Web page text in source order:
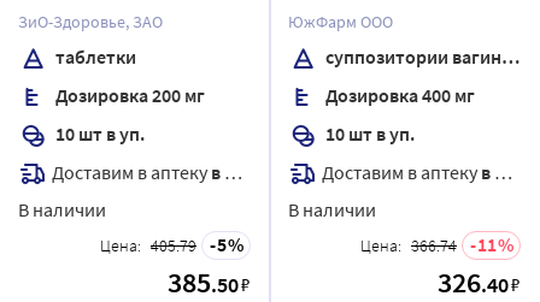
ЗиО-Здоровье, ЗАО
таблетки
Дозировка 200 мг
10 шт в уп.
Доставим в аптеку в течение 7 дней
В наличии
Цена: 405.79 5
385.50₽
вагинальные
ЮжФарм ООО
суппозитории вагинальные
Дозировка 400 мг
10 шт в уп.
Доставим в аптеку в течение 7 дней
В наличии
Цена: 366.74 11
326.40₽